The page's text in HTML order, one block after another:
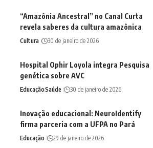
“Amazônia Ancestral” no Canal Curta
revela saberes da cultura amazônica
Cultura 30 de janeiro de 2026
Hospital Ophir Loyola integra Pesquisa
genética sobre AVC
EducaçãoSaúde 30 de janeiro de 2026
Inovação educacional: NeuroIdentify
firma parceria com a UFPA no Pará
Educação 29 de janeiro de 2026